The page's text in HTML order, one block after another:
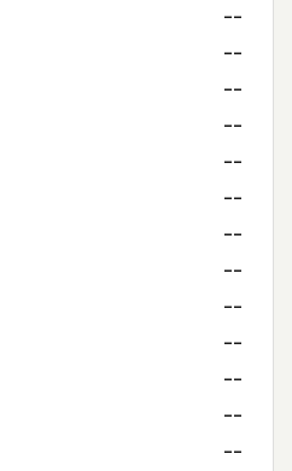
--
--
--
--
--
--
--
--
--
--
--
--
--